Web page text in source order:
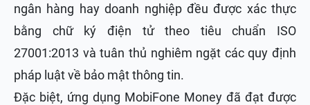
ngân hàng hay doanh nghiệp đều được xác thực
bằng chữ ký điện tử theo tiêu chuẩn ISO
27001:2013 và tuân thủ nghiêm ngặt các quy định
pháp luật về bảo mật thông tin.
Đặc biệt, ứng dụng MobiFone Money đã đạt được